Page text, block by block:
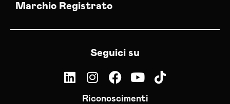
Marchio Registrato
Seguici su
Riconoscimenti